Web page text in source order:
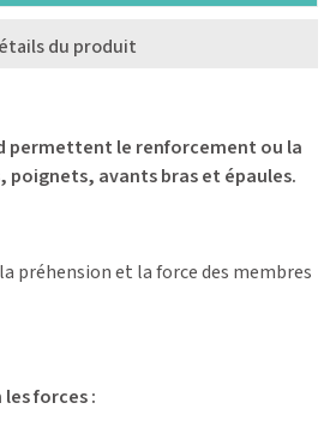
du produit
permettent le renforcement ou la
, poignets, avants braset épaules.
préhension et la force des membres
forces :